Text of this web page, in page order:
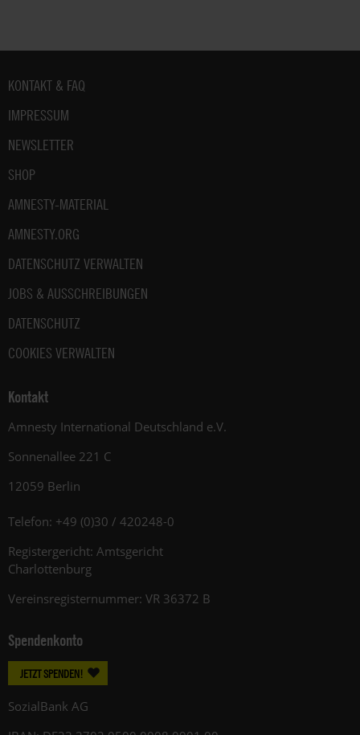
Fußbereich
KONTAKT & FAQ
IMPRESSUM
NEWSLETTER
SHOP
AMNESTY-MATERIAL
AMNESTY.ORG
DATENSCHUTZ VERWALTEN
JOBS & AUSSCHREIBUNGEN
DATENSCHUTZ
COOKIES VERWALTEN
Kontakt
Amnesty International Deutschland e.V.
Sonnenallee 221 C
12059 Berlin
Telefon: +49 (0)30 / 420248-0
Registergericht: Amtsgericht
Charlottenburg
Vereinsregisternummer: VR 36372 B
Spendenkonto
JETZT SPENDEN!
SozialBank AG